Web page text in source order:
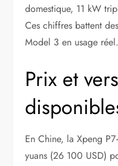
domestique, 11 kW
Ces chiffres battent
Model 3 en usage réel.
Prix et
En Chine, la Xpeng
yuans (26 100 USD)